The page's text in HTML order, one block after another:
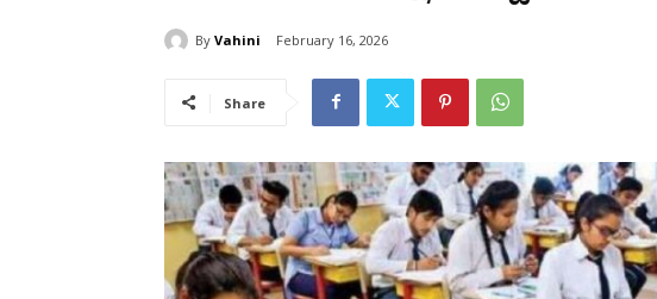
By Vahini February 16, 2026
Share